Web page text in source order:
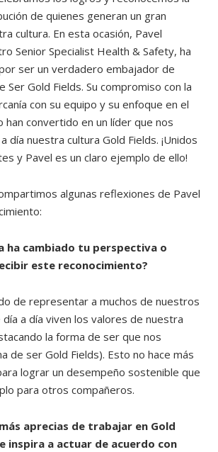
de quienes generan un gran
cultura. En esta ocasión, Pavel
Senior Specialist Health & Safety, ha
ser un verdadero embajador de
Ser Gold Fields. Su compromiso con la
con su equipo y su enfoque en el
han convertido en un líder que nos
día nuestra cultura Gold Fields. ¡Unidos
y Pavel es un claro ejemplo de ello!
algunas reflexiones de Pavel
ha cambiado tu perspectiva o
este reconocimiento?
de representar a muchos de nuestros
a día viven los valores de nuestra
la forma de ser que nos
de ser Gold Fields). Esto no hace más
lograr un desempeño sostenible que
para otros compañeros.
aprecias de trabajar en Gold
inspira a actuar de acuerdo con